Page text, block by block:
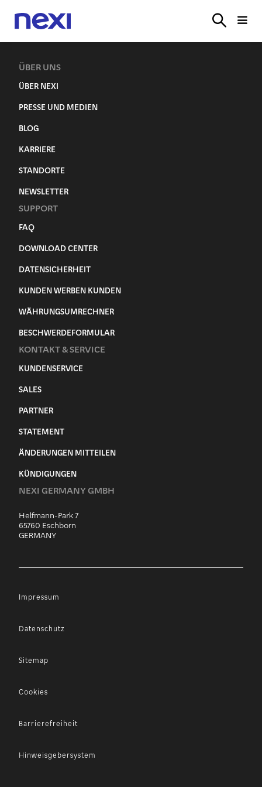
LÖSUNGENBRANCHENPARTNERSERVICE
LOGIN
ÜBER UNS
ÜBER NEXI
PRESSE UND MEDIEN
BLOG
KARRIERE
STANDORTE
NEWSLETTER
SUPPORT
FAQ
DOWNLOAD CENTER
DATENSICHERHEIT
KUNDEN WERBEN KUNDEN
WÄHRUNGSUMRECHNER
BESCHWERDEFORMULAR
KONTAKT & SERVICE
KUNDENSERVICE
SALES
PARTNER
STATEMENT
ÄNDERUNGEN MITTEILEN
KÜNDIGUNGEN
NEXI GERMANY GMBH
Helfmann-Park 7
65760 Eschborn
GERMANY
Impressum
Datenschutz
Sitemap
Cookies
Barrierefreiheit
Hinweisgebersystem